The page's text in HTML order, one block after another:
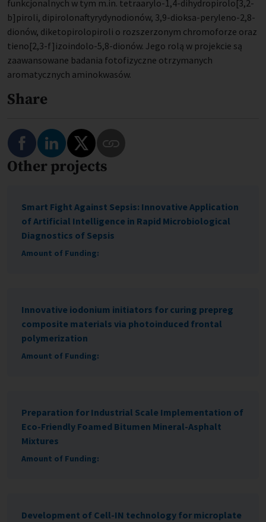
funkcjonalnych w tym m.in. tetraarylo-1,4-dihydropirolo[3,2-
b]piroli, dipirolonaftyrydynodionów, 3,9-dioksa-peryleno-2,8-
dionów, diketopirolopiroli o rozszerzonym chromoforze oraz
tieno[2,3-f]izoindolo-5,8-dionów. Jego rolą w projekcie są
zaawansowane badania fotofizyczne otrzymanych
aromatycznych aminokwasów.
Share
Share on Facebook
Share on LinkedIn
Share on Twitter
Other projects
Smart Fight Against Sepsis: Innovative Application
of Artificial Intelligence in Rapid Microbiological
Diagnostics of Sepsis
Amount of Funding:
Innovative iodonium initiators for curing prepreg
composite materials via photoinduced frontal
polymerization
Amount of Funding:
Preparation for Industrial Scale Implementation of
Eco-Friendly Foamed Bitumen Mineral-Asphalt
Mixtures
Amount of Funding:
Development of Cell-IN technology for microplate